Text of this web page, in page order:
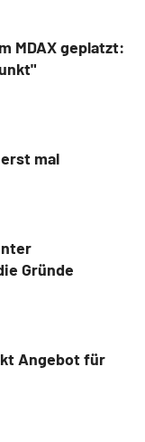
MDAX geplatzt:
mal
Gründe
Angebot für